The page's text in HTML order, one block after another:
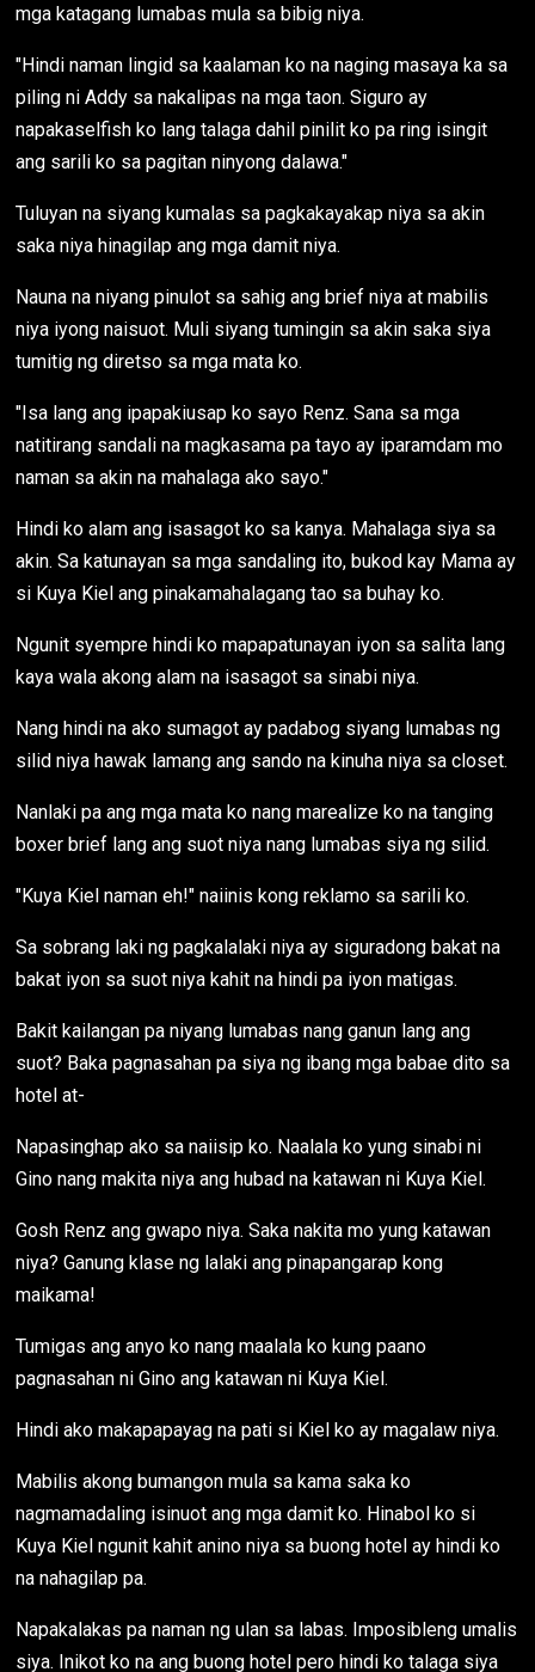
mga katagang lumabas mula sa bibig niya.
"Hindi naman lingid sa kaalaman ko na naging masaya ka sa
piling ni Addy sa nakalipas na mga taon. Siguro ay
napakaselfish ko lang talaga dahil pinilit ko pa ring isingit
ang sarili ko sa pagitan ninyong dalawa."
Tuluyan na siyang kumalas sa pagkakayakap niya sa akin
saka niya hinagilap ang mga damit niya.
Nauna na niyang pinulot sa sahig ang brief niya at mabilis
niya iyong naisuot. Muli siyang tumingin sa akin saka siya
tumitig ng diretso sa mga mata ko.
"Isa lang ang ipapakiusap ko sayo Renz. Sana sa mga
natitirang sandali na magkasama pa tayo ay iparamdam mo
naman sa akin na mahalaga ako sayo."
Hindi ko alam ang isasagot ko sa kanya. Mahalaga siya sa
akin. Sa katunayan sa mga sandaling ito, bukod kay Mama ay
si Kuya Kiel ang pinakamahalagang tao sa buhay ko.
Ngunit syempre hindi ko mapapatunayan iyon sa salita lang
kaya wala akong alam na isasagot sa sinabi niya.
Nang hindi na ako sumagot ay padabog siyang lumabas ng
silid niya hawak lamang ang sando na kinuha niya sa closet.
Nanlaki pa ang mga mata ko nang marealize ko na tanging
boxer brief lang ang suot niya nang lumabas siya ng silid.
"Kuya Kiel naman eh!" naiinis kong reklamo sa sarili ko.
Sa sobrang laki ng pagkalalaki niya ay siguradong bakat na
bakat iyon sa suot niya kahit na hindi pa iyon matigas.
Bakit kailangan pa niyang lumabas nang ganun lang ang
suot? Baka pagnasahan pa siya ng ibang mga babae dito sa
hotel at-
Napasinghap ako sa naiisip ko. Naalala ko yung sinabi ni
Gino nang makita niya ang hubad na katawan ni Kuya Kiel.
Gosh Renz ang gwapo niya. Saka nakita mo yung katawan
niya? Ganung klase ng lalaki ang pinapangarap kong
maikama!
Tumigas ang anyo ko nang maalala ko kung paano
pagnasahan ni Gino ang katawan ni Kuya Kiel.
Hindi ako makapapayag na pati si Kiel ko ay magalaw niya.
Mabilis akong bumangon mula sa kama saka ko
nagmamadaling isinuot ang mga damit ko. Hinabol ko si
Kuya Kiel ngunit kahit anino niya sa buong hotel ay hindi ko
na nahagilap pa.
Napakalakas pa naman ng ulan sa labas. Imposibleng umalis
siya. Inikot ko na ang buong hotel pero hindi ko talaga siya